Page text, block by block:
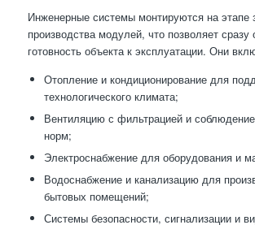
Инженерные системы монтируются на этапе
производства модулей, что позволяет сразу
готовность объекта к эксплуатации. Они
Отопление и кондиционирование для
технологического климата;
Вентиляцию с фильтрацией и
норм;
Электроснабжение для оборудования и
Водоснабжение и канализацию для
бытовых помещений;
Системы безопасности, сигнализации и